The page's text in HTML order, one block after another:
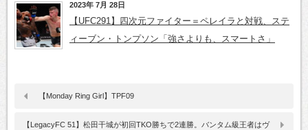
2023年 7月 28日
【UFC291】四次元ファイター＝ペレイラと対戦、ステ
ィーブン・トンプソン「強さよりも、スマートさ」
【Monday Ring Girl】TPF09
【LegacyFC 51】松田干城が初回TKO勝ちで2連勝。バンタム級王者はヴ